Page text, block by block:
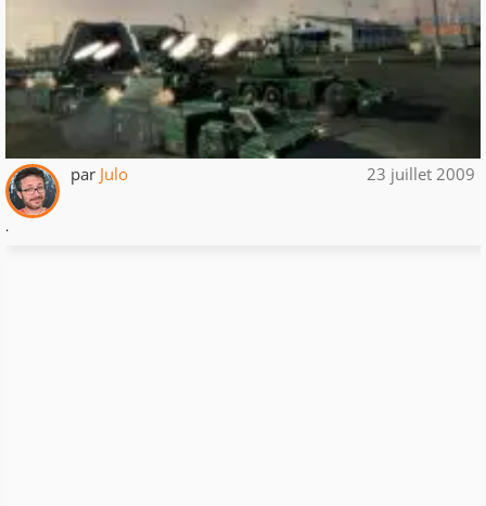
par Julo 23 juillet 2009
.